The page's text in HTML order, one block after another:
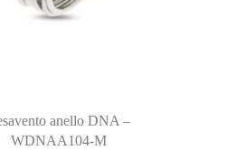
anello DNA –
WDNAA104-M